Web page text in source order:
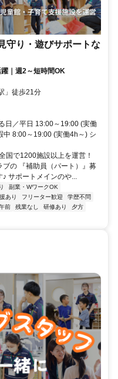
守り・遊びサポートな
｜週2～短時間OK
」徒歩21分
日／平日 13:00～19:00 (実働
中 8:00～19:00 (実働4h～) シ
で1200施設以上を運営！
の 『補助員（パート）』募
サポートメインのや...
副業・WワークOK
あり フリーター歓迎
学歴不問
前 残業なし 研修あり
夕方